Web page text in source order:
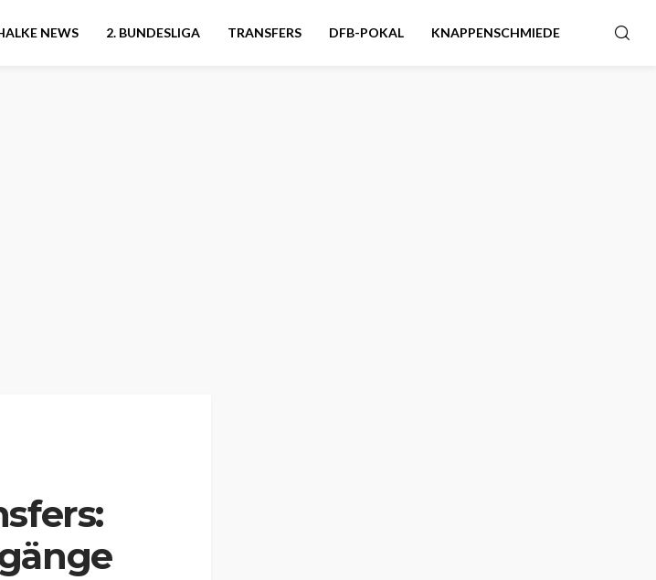
NEWS 2. BUNDESLIGA TRANSFERS DFB-POKAL KNAPPENSCHMIEDE